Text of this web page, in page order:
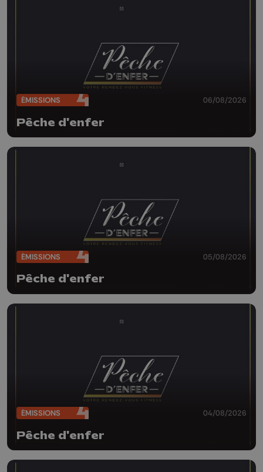
ÉMISSIONS 06/08/2026
Pêche d'enfer
ÉMISSIONS 05/08/2026
Pêche d'enfer
ÉMISSIONS 04/08/2026
Pêche d'enfer